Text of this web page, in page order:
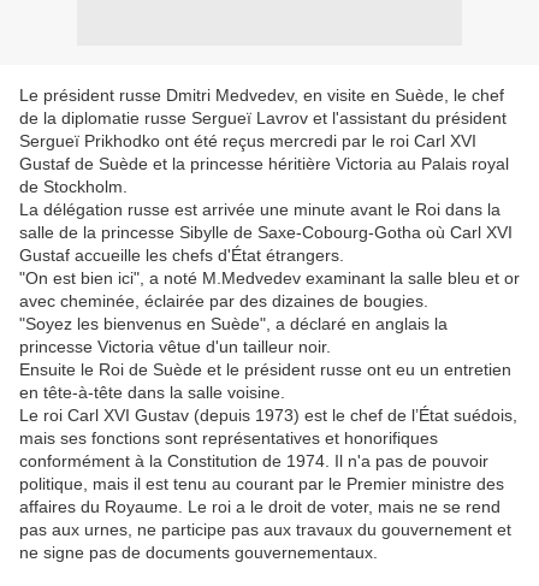
Le président russe Dmitri Medvedev, en visite en Suède, le chef
de la diplomatie russe Sergueï Lavrov et l'assistant du président
Sergueï Prikhodko ont été reçus mercredi par le roi Carl XVI
Gustaf de Suède et la princesse héritière Victoria au Palais royal
de Stockholm.
La délégation russe est arrivée une minute avant le Roi dans la
salle de la princesse Sibylle de Saxe-Cobourg-Gotha où Carl XVI
Gustaf accueille les chefs d'État étrangers.
"On est bien ici", a noté M.Medvedev examinant la salle bleu et or
avec cheminée, éclairée par des dizaines de bougies.
"Soyez les bienvenus en Suède", a déclaré en anglais la
princesse Victoria vêtue d'un tailleur noir.
Ensuite le Roi de Suède et le président russe ont eu un entretien
en tête-à-tête dans la salle voisine.
Le roi Carl XVI Gustav (depuis 1973) est le chef de l’État suédois,
mais ses fonctions sont représentatives et honorifiques
conformément à la Constitution de 1974. Il n'a pas de pouvoir
politique, mais il est tenu au courant par le Premier ministre des
affaires du Royaume. Le roi a le droit de voter, mais ne se rend
pas aux urnes, ne participe pas aux travaux du gouvernement et
ne signe pas de documents gouvernementaux.